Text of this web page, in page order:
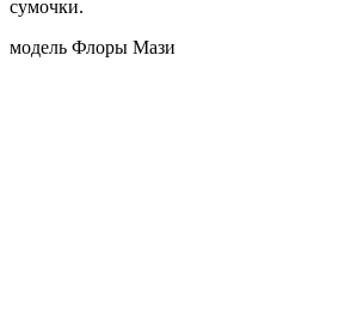
сумочки.
модель Флоры Мази